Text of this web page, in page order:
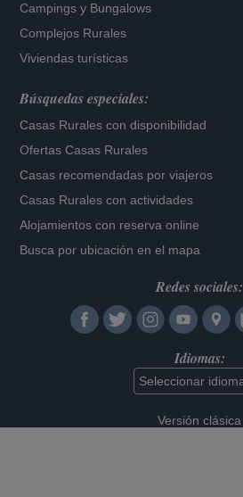
Campings y Bungalows
Complejos Rurales
Viviendas turísticas
Búsquedas especiales:
Casas Rurales con disponibilidad
Ofertas Casas Rurales
Casas recomendadas por viajeros
Casas Rurales con actividades
Alojamientos con reserva online
Busca por ubicación en el mapa
Redes sociales:
Idiomas:
Versión clásica